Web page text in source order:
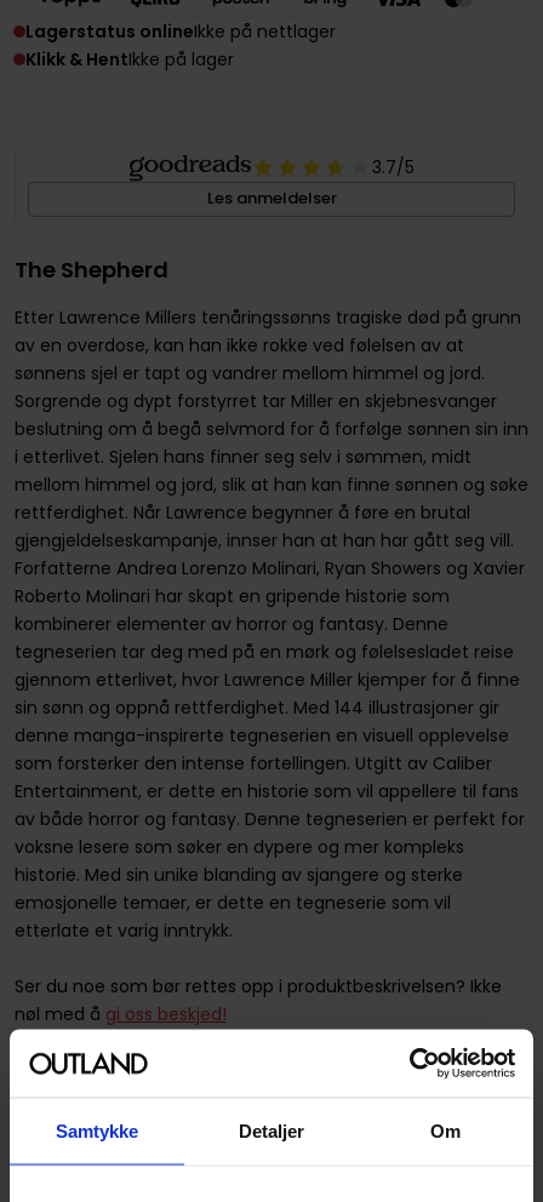
Samtykke Detaljer Om
Lagerstatus onlineIkke på nettlager
Klikk & HentIkke på lager
3.7/5
Les anmeldelser
The Shepherd
Etter Lawrence Millers tenåringssønns tragiske død på grunn
av en overdose, kan han ikke rokke ved følelsen av at
sønnens sjel er tapt og vandrer mellom himmel og jord.
Sorgrende og dypt forstyrret tar Miller en skjebnesvanger
beslutning om å begå selvmord for å forfølge sønnen sin inn
i etterlivet. Sjelen hans finner seg selv i sømmen, midt
mellom himmel og jord, slik at han kan finne sønnen og søke
rettferdighet. Når Lawrence begynner å føre en brutal
gjengjeldelseskampanje, innser han at han har gått seg vill.
Forfatterne Andrea Lorenzo Molinari, Ryan Showers og Xavier
Roberto Molinari har skapt en gripende historie som
kombinerer elementer av horror og fantasy. Denne
tegneserien tar deg med på en mørk og følelsesladet reise
gjennom etterlivet, hvor Lawrence Miller kjemper for å finne
sin sønn og oppnå rettferdighet. Med 144 illustrasjoner gir
denne manga-inspirerte tegneserien en visuell opplevelse
som forsterker den intense fortellingen. Utgitt av Caliber
Entertainment, er dette en historie som vil appellere til fans
av både horror og fantasy. Denne tegneserien er perfekt for
voksne lesere som søker en dypere og mer kompleks
historie. Med sin unike blanding av sjangere og sterke
emosjonelle temaer, er dette en tegneserie som vil
etterlate et varig inntrykk.
Ser du noe som bør rettes opp i produktbeskrivelsen? Ikke
nøl med å gi oss beskjed!
Varenummer
9781942351122